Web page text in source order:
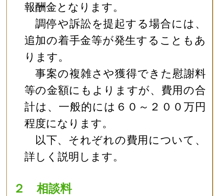
報酬金となります。
調停や訴訟を提起する場合には、
追加の着手金等が発生することもあ
ります。
事案の複雑さや獲得できた慰謝料
等の金額にもよりますが、費用の合
計は、一般的には６０～２００万円
程度になります。
以下、それぞれの費用について、
詳しく説明します。
２ 相談料